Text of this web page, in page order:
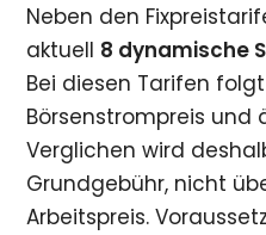
Neben den
aktuell 8 dynamische
Bei diesen Tarifen
Börsenstrompreis und
Verglichen wird
Grundgebühr, nicht
Arbeitspreis.